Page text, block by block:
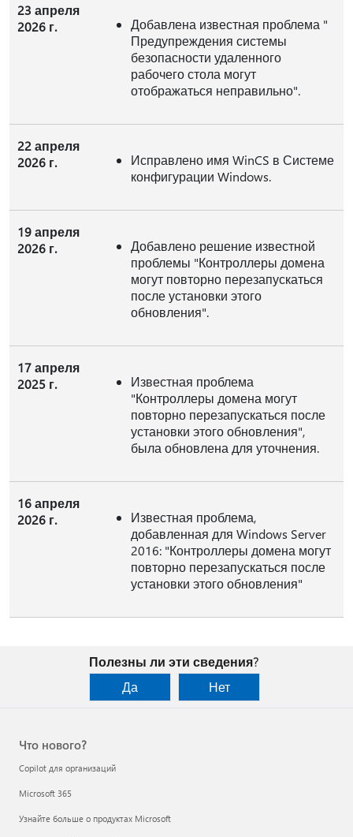
23 апреля
2026 г.
Добавлена известная проблема "
Предупреждения системы
безопасности удаленного
рабочего стола могут
отображаться неправильно".
22 апреля
2026 г.
Исправлено имя WinCS в Системе
конфигурации Windows.
19 апреля
2026 г.
Добавлено решение известной
проблемы "Контроллеры домена
могут повторно перезапускаться
после установки этого
обновления".
17 апреля
2025 г.
Известная проблема
"Контроллеры домена могут
повторно перезапускаться после
установки этого обновления",
была обновлена для уточнения.
16 апреля
2026 г.
Известная проблема,
добавленная для Windows Server
2016: "Контроллеры домена могут
повторно перезапускаться после
установки этого обновления"
Полезны ли эти сведения?
Да
Нет
Что нового?
Copilot для организаций
Microsoft 365
Узнайте больше о продуктах Microsoft